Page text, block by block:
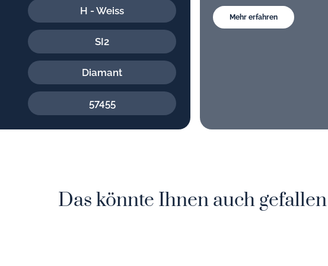
H - Weiss
SI2
Diamant
57455
Mehr erfahren
Das könnte Ihnen auch